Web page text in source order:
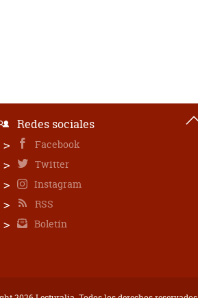
Redes sociales
Facebook
Twitter
Instagram
RSS
Boletín